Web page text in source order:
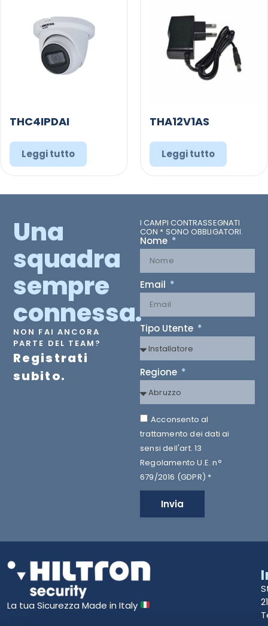
THC4IPDAI
Leggi tutto
THA12V1AS
Leggi tutto
Una
squadra
sempre
connessa.
NON FAI ANCORA
PARTE DEL TEAM?
Registrati
subito.
I CAMPI CONTRASSEGNATI
CON * SONO OBBLIGATORI.
Nome
Email
Tipo Utente
Regione
Acconsento al
trattamento dei dati ai
sensi dell'art. 13
Regolamento U.E. n°
679/2016 (GDPR) *
Invia
La tua Sicurezza Made in Italy